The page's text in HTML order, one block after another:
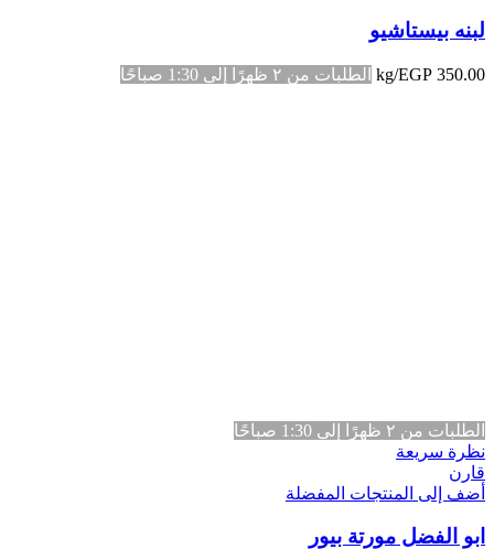
لبنه بيستاشيو
EGP 350.00
/kg الطلبات من ٢ ظهرًا إلى 1:30 صباحًا
الطلبات من ٢ ظهرًا إلى 1:30 صباحًا
نظرة سريعة
قارن
أضف إلى المنتجات المفضلة
ابو الفضل مورتة بيور